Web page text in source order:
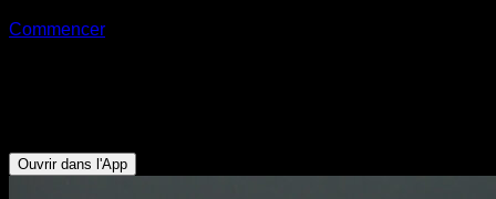
Commencer
Ouvrir dans l'App